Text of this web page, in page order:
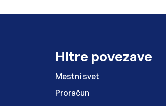
Hitre povezave
Mestni svet
Proračun